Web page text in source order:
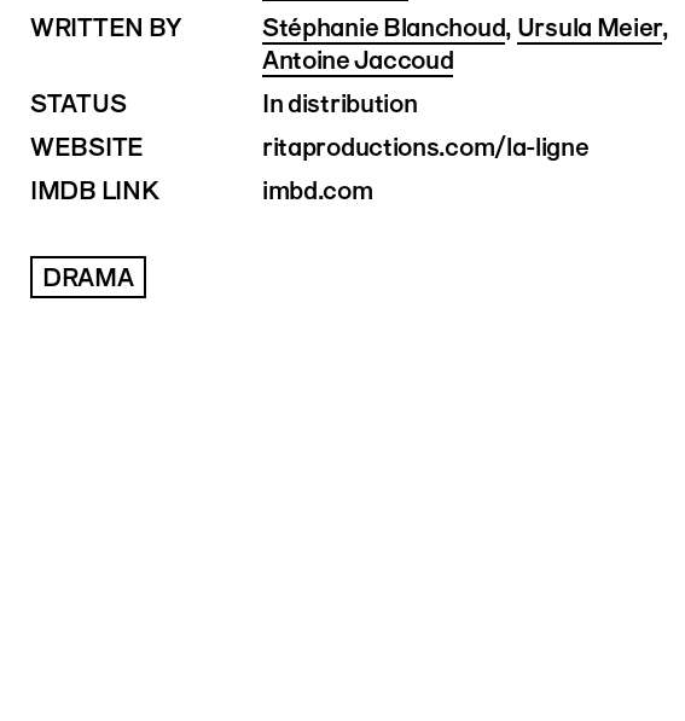
WRITTEN BY
Stéphanie Blanchoud, Ursula Meier,
Antoine Jaccoud
STATUS
In distribution
WEBSITE
ritaproductions.com/la-ligne
IMDB LINK
imbd.com
DRAMA